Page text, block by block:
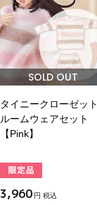
SOLD OUT
タイニークローゼット
ルームウェアセット
【Pink】
3,960 円 税込